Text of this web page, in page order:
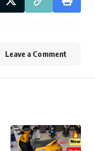
Leave a Comment